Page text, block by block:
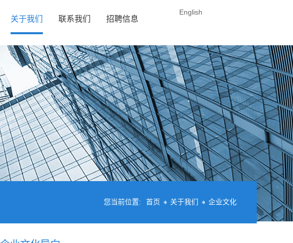
关于我们 联系我们 招聘信息
English
您当前位置: 首页 关于我们 企业文化